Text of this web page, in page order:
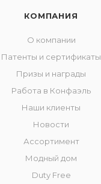
КОМПАНИЯ
О компании
Патенты и сертификаты
Призы и награды
Работа в Конфаэль
Наши клиенты
Новости
Ассортимент
Модный дом
Duty Free